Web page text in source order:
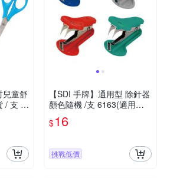
兒童舒
/ 支 0
【SDI 手牌】通用型 除針器
顏色隨機 /支 6163(適用夾
除10號與3號 訂書針)
$16
挑戰低價